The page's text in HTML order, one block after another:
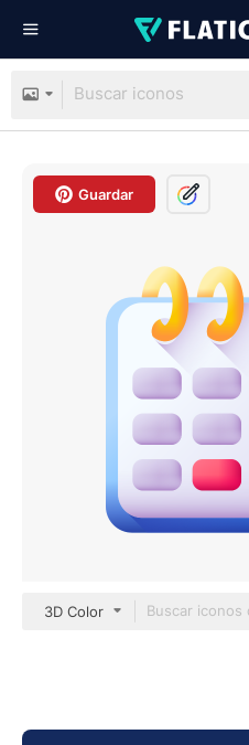
Guardar
3D Color